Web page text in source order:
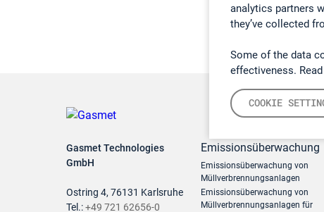
analytics partners
they’ve collected
Some of the data
effectiveness.
COOKIE
Gasmet Technologies
GmbH
Ostring 4, 76131 Karlsruhe
Tel.:+49 721 62656-0
Emissionsüberwachung
Emissionsüberwachung von
Müllverbrennungsanlagen
Emissionsüberwachung von
Müllverbrennungsanlagen für